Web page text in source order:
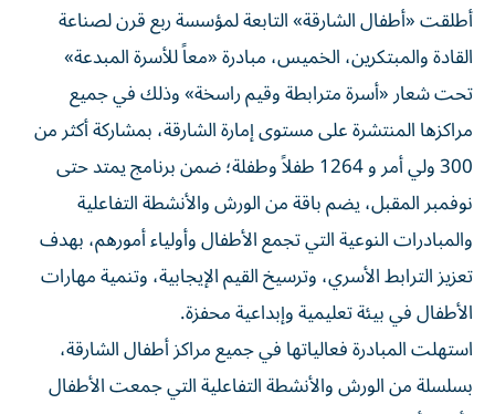
أطلقت «أطفال الشارقة» التابعة لمؤسسة ربع قرن لصناعة
القادة والمبتكرين، الخميس، مبادرة «معاً للأسرة المبدعة»
تحت شعار «أسرة مترابطة وقيم راسخة» وذلك في جميع
مراكزها المنتشرة على مستوى إمارة الشارقة، بمشاركة أكثر من
300 ولي أمر و 1264 طفلاً وطفلة؛ ضمن برنامج يمتد حتى
نوفمبر المقبل، يضم باقة من الورش والأنشطة التفاعلية
والمبادرات النوعية التي تجمع الأطفال وأولياء أمورهم، بهدف
تعزيز الترابط الأسري، وترسيخ القيم الإيجابية، وتنمية مهارات
الأطفال في بيئة تعليمية وإبداعية محفزة.
استهلت المبادرة فعالياتها في جميع مراكز أطفال الشارقة،
بسلسلة من الورش والأنشطة التفاعلية التي جمعت الأطفال